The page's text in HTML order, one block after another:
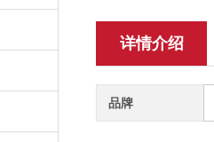
详情介绍
品牌